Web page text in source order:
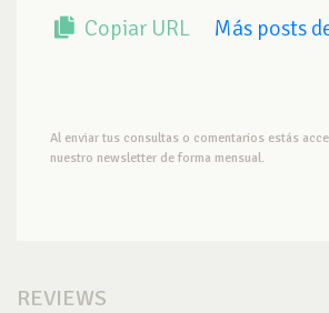
Copiar URL Más posts
Al enviar tus consultas o comentarios estás
nuestro newsletter de forma mensual.
REVIEWS